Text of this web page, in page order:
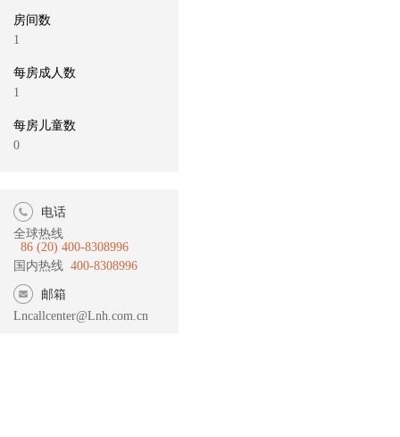
房间数
1
每房成人数
1
每房儿童数
0
电话
全球热线
86 (20) 400-8308996
国内热线 400-8308996
邮箱
Lncallcenter@Lnh.com.cn